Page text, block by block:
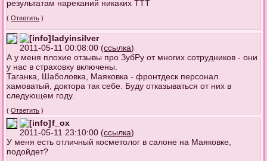
результатам нареканий никаких ТТТ
(Ответить )
ladyinsilver
2011-05-11 00:08:00 (ссылка)
А у меня плохие отзывы про ЗубРу от многих сотрудников - они
у нас в страховку включены.
Таганка, Шаболовка, Маяковка - фронтдеск персонал
хамоватый, доктора так себе. Буду отказываться от них в
следующем году.
(Ответить )
f_ox
2011-05-11 23:10:00 (ссылка)
У меня есть отличный косметолог в салоне на Маяковке,
подойдет?